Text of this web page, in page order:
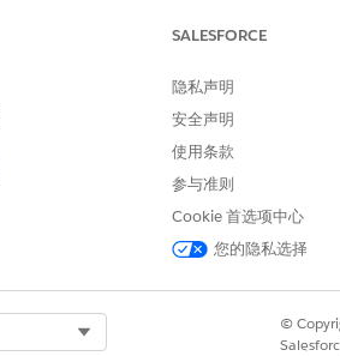
从应用程序启动程序中，查找并选择
从应用程序导航菜单中，选择客户
在“获取 Einstein 见解”窗格中，确认有关
查看 AI 生成的许可证和许可证概览。
根据需要复制或编辑概览。
要再次生成概览，请单击转到。
SALESFORCE
隐私声明
安全声明
使用条款
参与准则
Cookie 首选项中心
您的隐私选择
©